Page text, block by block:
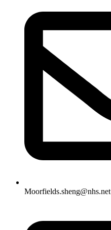
Moorfields.sheng@nhs.net